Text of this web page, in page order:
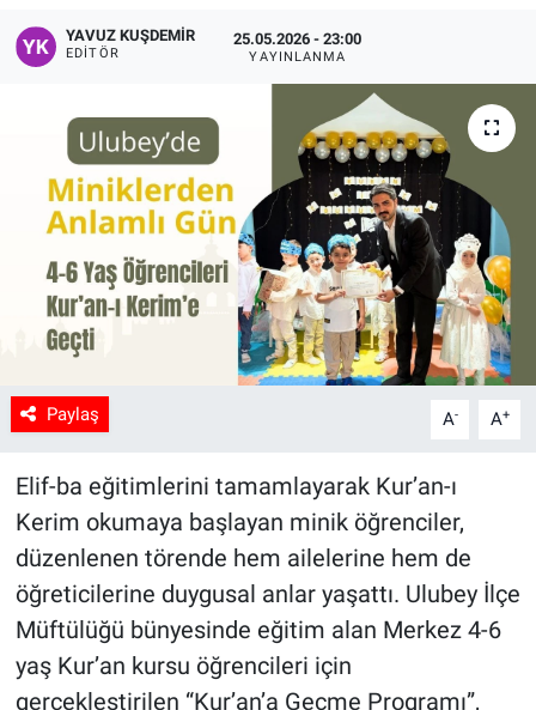
YAVUZ KUŞDEMIR
EDITÖR
25.05.2026 - 23:00
YAYINLANMA
Paylaş A- A+
Elif-ba eğitimlerini tamamlayarak Kur’an-ı
Kerim okumaya başlayan minik öğrenciler,
düzenlenen törende hem ailelerine hem de
öğreticilerine duygusal anlar yaşattı. Ulubey İlçe
Müftülüğü bünyesinde eğitim alan Merkez 4-6
yaş Kur’an kursu öğrencileri için
gerçekleştirilen “Kur’an’a Geçme Programı”,
Uşak Haberleri